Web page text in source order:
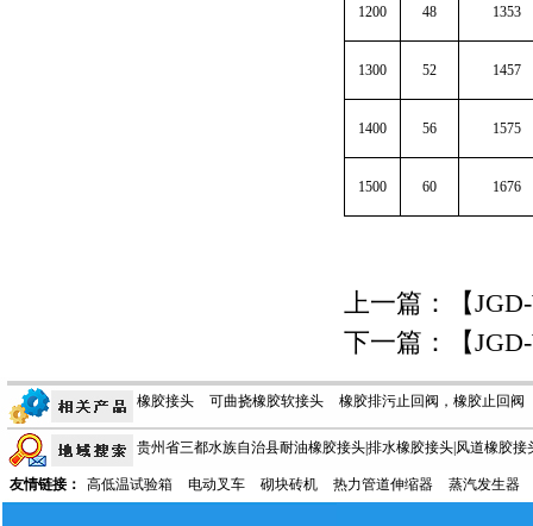
1200 48 1353
1300 52 1457
1400 56 1575
1500 60 1676
上一篇：【
下一篇：【
橡胶接头 可曲挠橡胶软接头 橡胶排污止回阀，橡胶止回阀
性能测定实验 抢占市场 橡胶接头质量是关键 橡胶弯头的安
胶排污止回阀特点 鸭嘴阀 橡胶弯头 柔性接头 橡胶柔性
贵州省三都水族自治县耐油橡胶接头|排水橡胶接头|风道橡胶接
水橡胶接头|风道橡胶接头 贵州省长顺县耐油橡胶接头|排水橡
友情链接： 高低温试验箱 电动叉车 砌块砖机 热力管道伸缩器 蒸汽发生器